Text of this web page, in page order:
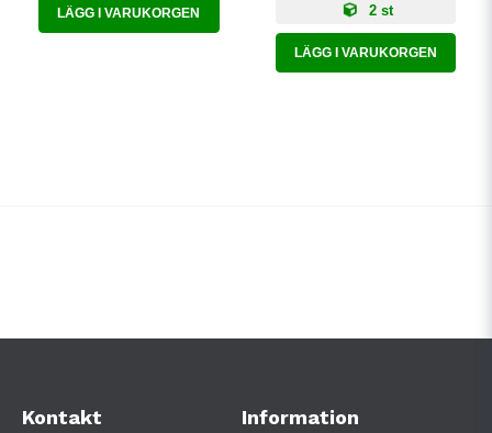
LÄGG I VARUKORGEN 2 st
LÄGG I VARUKORGEN
Kontakt Information